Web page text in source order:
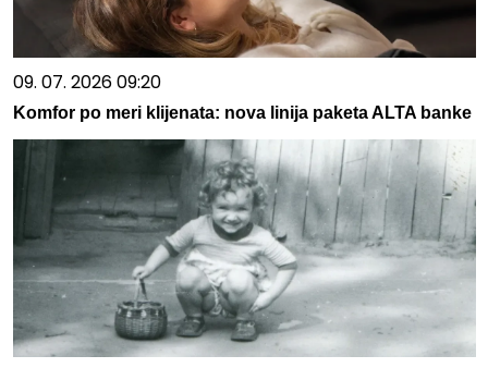
09. 07. 2026 09:20
Komfor po meri klijenata: nova linija paketa ALTA banke